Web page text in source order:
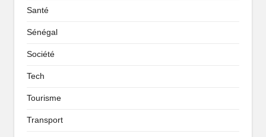
Santé
Sénégal
Société
Tech
Tourisme
Transport